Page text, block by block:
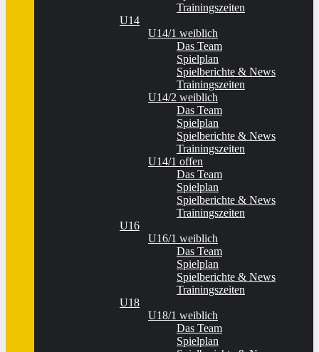
Trainingszeiten
U14
U14/1 weiblich
Das Team
Spielplan
Spielberichte & News
Trainingszeiten
U14/2 weiblich
Das Team
Spielplan
Spielberichte & News
Trainingszeiten
U14/1 offen
Das Team
Spielplan
Spielberichte & News
Trainingszeiten
U16
U16/1 weiblich
Das Team
Spielplan
Spielberichte & News
Trainingszeiten
U18
U18/1 weiblich
Das Team
Spielplan